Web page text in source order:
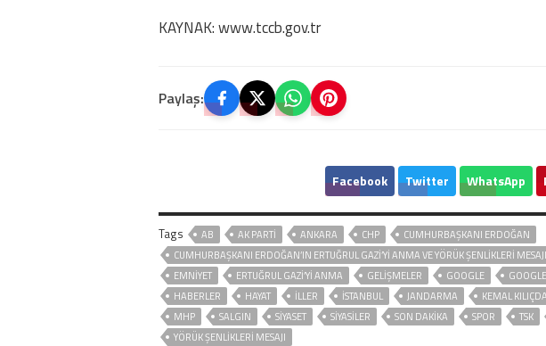
KAYNAK: www.tccb.gov.tr
Paylaş:
Facebook Twitter WhatsApp
Tags AB AK PARTİ ANKARA CHP
CUMHURBAŞKANI ERDOĞAN
CUMHURBAŞKANI ERDOĞAN’IN ERTUĞRUL GAZI’YI ANMA VE YÖRÜK ŞENLIKLERI MESAJI
EMNİYET
ERTUĞRUL GAZI’YI ANMA GELIŞMELER GOOGLE
HABERLER
HAYAT İLLER ISTANBUL JANDARMA KEMAL
MHP
SALGIN SİYASET SİYASİLER SON DAKIKA SPOR TSK
YÖRÜK ŞENLIKLERI MESAJI